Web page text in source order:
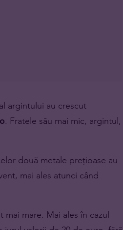
argintului au crescut
. Fratele său mai mic, argintul,
două metale prețioase au
mai ales atunci când
mare. Mai ales în cazul